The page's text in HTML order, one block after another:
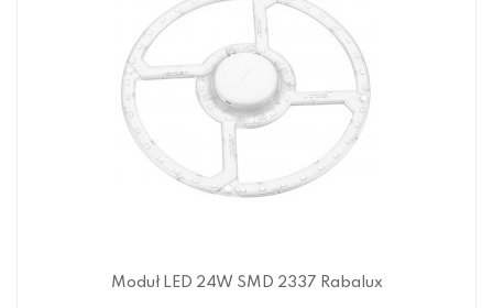
Moduł LED 24W SMD 2337 Rabalux